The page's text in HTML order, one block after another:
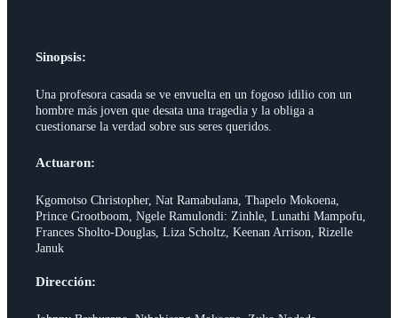
Sinopsis:
Una profesora casada se ve envuelta en un fogoso idilio con un
hombre más joven que desata una tragedia y la obliga a
cuestionarse la verdad sobre sus seres queridos.
Actuaron:
Kgomotso Christopher, Nat Ramabulana, Thapelo Mokoena,
Prince Grootboom, Ngele Ramulondi: Zinhle, Lunathi Mampofu,
Frances Sholto-Douglas, Liza Scholtz, Keenan Arrison, Rizelle
Januk
Dirección: